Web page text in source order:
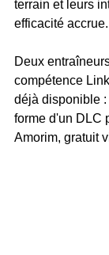
terrain et leurs
efficacité accrue.
Deux
compétence
déjà disponible
forme d'un DLC
Amorim, gratuit